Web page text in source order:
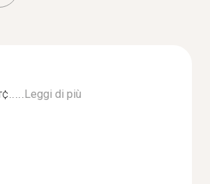
Leggi di più